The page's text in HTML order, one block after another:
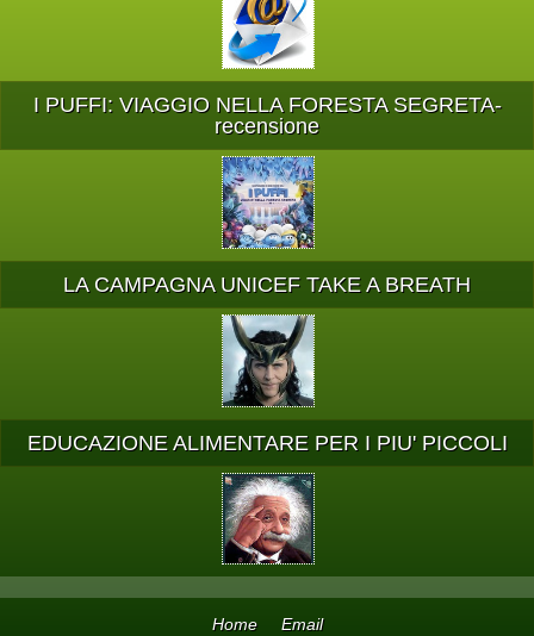
I PUFFI: VIAGGIO NELLA FORESTA SEGRETA-
recensione
LA CAMPAGNA UNICEF TAKE A BREATH
EDUCAZIONE ALIMENTARE PER I PIU' PICCOLI
Home Email